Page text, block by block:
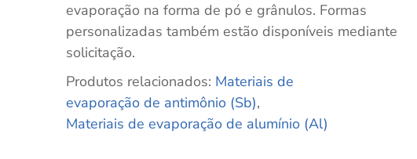
evaporação na forma de pó e grânulos. Formas
personalizadas também estão disponíveis mediante
solicitação.
Produtos relacionados: Materiais de
evaporação de antimônio (Sb),
Materiais de evaporação de alumínio (Al)